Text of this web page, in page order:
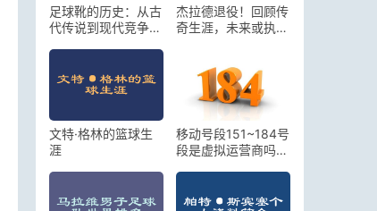
足球靴的历史：从古
代传说到现代竞争的
杰拉德退役！回顾传
奇生涯，未来或执
文特·格林的篮球生
涯
移动号段151~184号
段是虚拟运营商吗？